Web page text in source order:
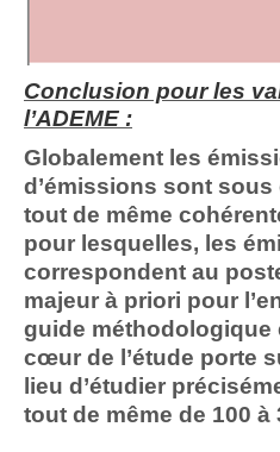
Conclusion pour les
l’ADEME :
Globalement les
d’émissions sont
tout de même
pour lesquelles, les
correspondent au
majeur à priori pour
guide méthodologique
cœur de l’étude porte
lieu d’étudier
tout de même de 100 à